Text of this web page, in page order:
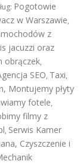
Pogotowie
w Warszawie,
z
jacuzzi oraz
obrączek,
SEO, Taxi,
, Montujemy płyty
fotele,
filmy z
, Serwis Kamer
Czyszczenie i